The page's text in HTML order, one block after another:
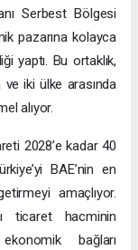
Serbest Bölgesi
pazarına kolayca
yaptı. Bu ortaklık,
ve iki ülke arasında
alıyor.
2028’e kadar 40
BAE’nin en
amaçlıyor.
ticaret hacminin
bağları